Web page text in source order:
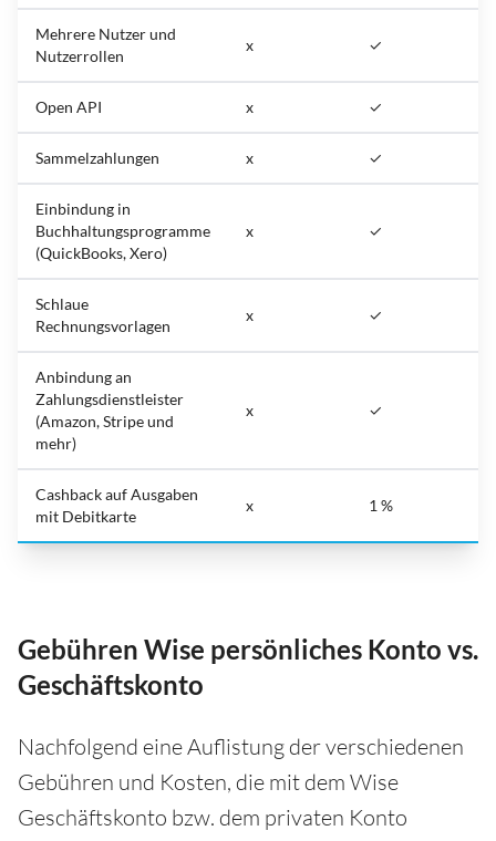
Mehrere Nutzer und
Nutzerrollen
x ✓
Open API x ✓
Sammelzahlungen x ✓
Einbindung in
Buchhaltungsprogramme
(QuickBooks, Xero)
x ✓
Schlaue
Rechnungsvorlagen
x ✓
Anbindung an
Zahlungsdienstleister
(Amazon, Stripe und
mehr)
x ✓
Cashback auf Ausgaben
mit Debitkarte
x 1 %
Gebühren Wise persönliches Konto vs.
Geschäftskonto
Nachfolgend eine Auflistung der verschiedenen
Gebühren und Kosten, die mit dem Wise
Geschäftskonto bzw. dem privaten Konto